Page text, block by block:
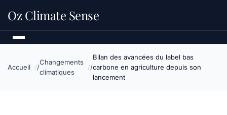
Oz Climate Sense
Accueil
Changements
climatiques
Bilan des avancées du label bas
carbone en agriculture depuis son
lancement